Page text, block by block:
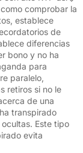
comprobar la
establece
de
diferencias
bono y no ha
para
paralelo,
retiros si no le
de una
transpirado
Este tipo
evita